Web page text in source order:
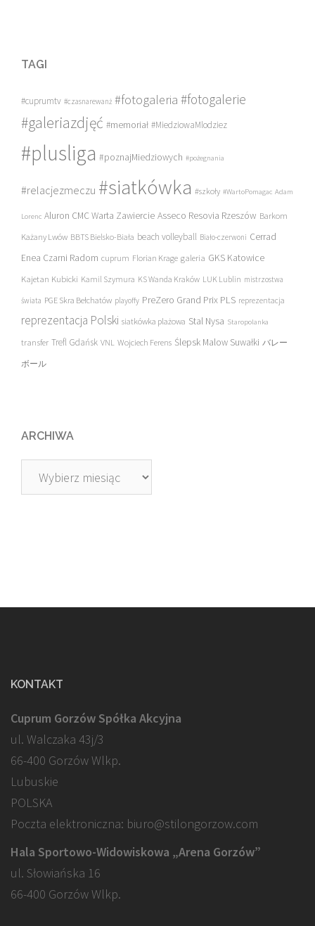
TAGI
#cuprumtv #czasnarewanż #fotogaleria #fotogalerie
#galeriazdjęć #memoriał #MiedziowaMlodziez
#plusliga #poznajMiedziowych #pożegnania
#relacjezmeczu #siatkówka #szkoły #WartoPomagac Adam
Lorenc Aluron CMC Warta Zawiercie Asseco Resovia Rzeszów Barkom
Każany Lwów BBTS Bielsko-Biała beach volleyball Biało-czerwoni Cerrad
Enea Czarni Radom cuprum Florian Krage galeria GKS Katowice
Kajetan Kubicki Kamil Szymura KS Wanda Kraków LUK Lublin mistrzostwa
świata PGE Skra Bełchatów playoffy PreZero Grand Prix PLS reprezentacja
reprezentacja Polski siatkówka plażowa Stal Nysa Staropolanka
transfer Trefl Gdańsk VNL Wojciech Ferens Ślepsk Malow Suwałki バレー
ボール
ARCHIWA
Archiwa
KONTAKT
Cuprum Gorzów Spółka Akcyjna
ul. Walczaka 43j/3
66-400 Gorzów Wlkp.
Lubuskie
POLSKA
Poczta elektroniczna: biuro@stilongorzow.com
Hala Sportowo-Widowiskowa „Arena Gorzów”
ul. Słowiańska 16
66-400 Gorzów Wlkp.